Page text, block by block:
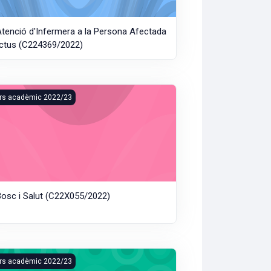
d'Infermera a la Persona Afectada
(C224369/2022)
2022)
i Salut (C22X055/2022)
acadèmic 2022/23
i Salut (C22X055/2022)
con Plásticos (C22S020F/2022)
acadèmic 2022/23